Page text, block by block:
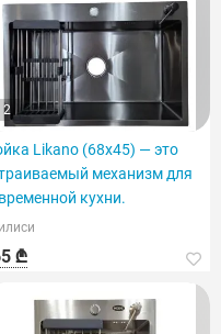
2
Likano (68x45) — это
механизм для
кухни.
₾